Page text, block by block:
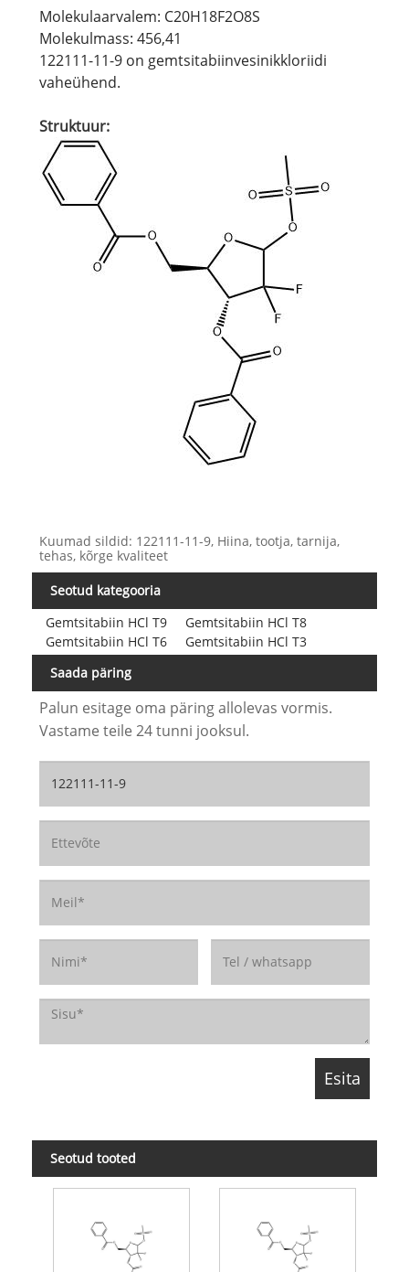
Molekulaarvalem: C20H18F2O8S
Molekulmass: 456,41
122111-11-9 on gemtsitabiinvesinikkloriidi
vaheühend.
Struktuur:
Kuumad sildid: 122111-11-9, Hiina, tootja, tarnija,
tehas, kõrge kvaliteet
Seotud kategooria
Gemtsitabiin HCl T9
Gemtsitabiin HCl T8
Gemtsitabiin HCl T6
Gemtsitabiin HCl T3
Saada päring
Palun esitage oma päring allolevas vormis.
Vastame teile 24 tunni jooksul.
Seotud tooted